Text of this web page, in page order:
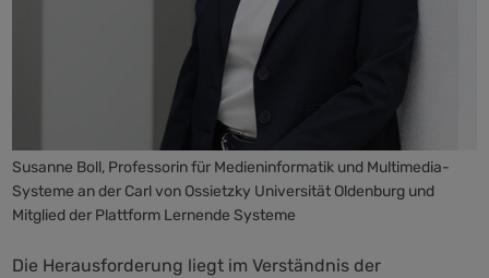
Susanne Boll, Professorin für Medieninformatik und Multimedia-
Systeme an der Carl von Ossietzky Universität Oldenburg und
Mitglied der Plattform Lernende Systeme
Die Herausforderung liegt im Verständnis der